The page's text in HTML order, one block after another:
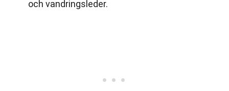
och vandringsleder.